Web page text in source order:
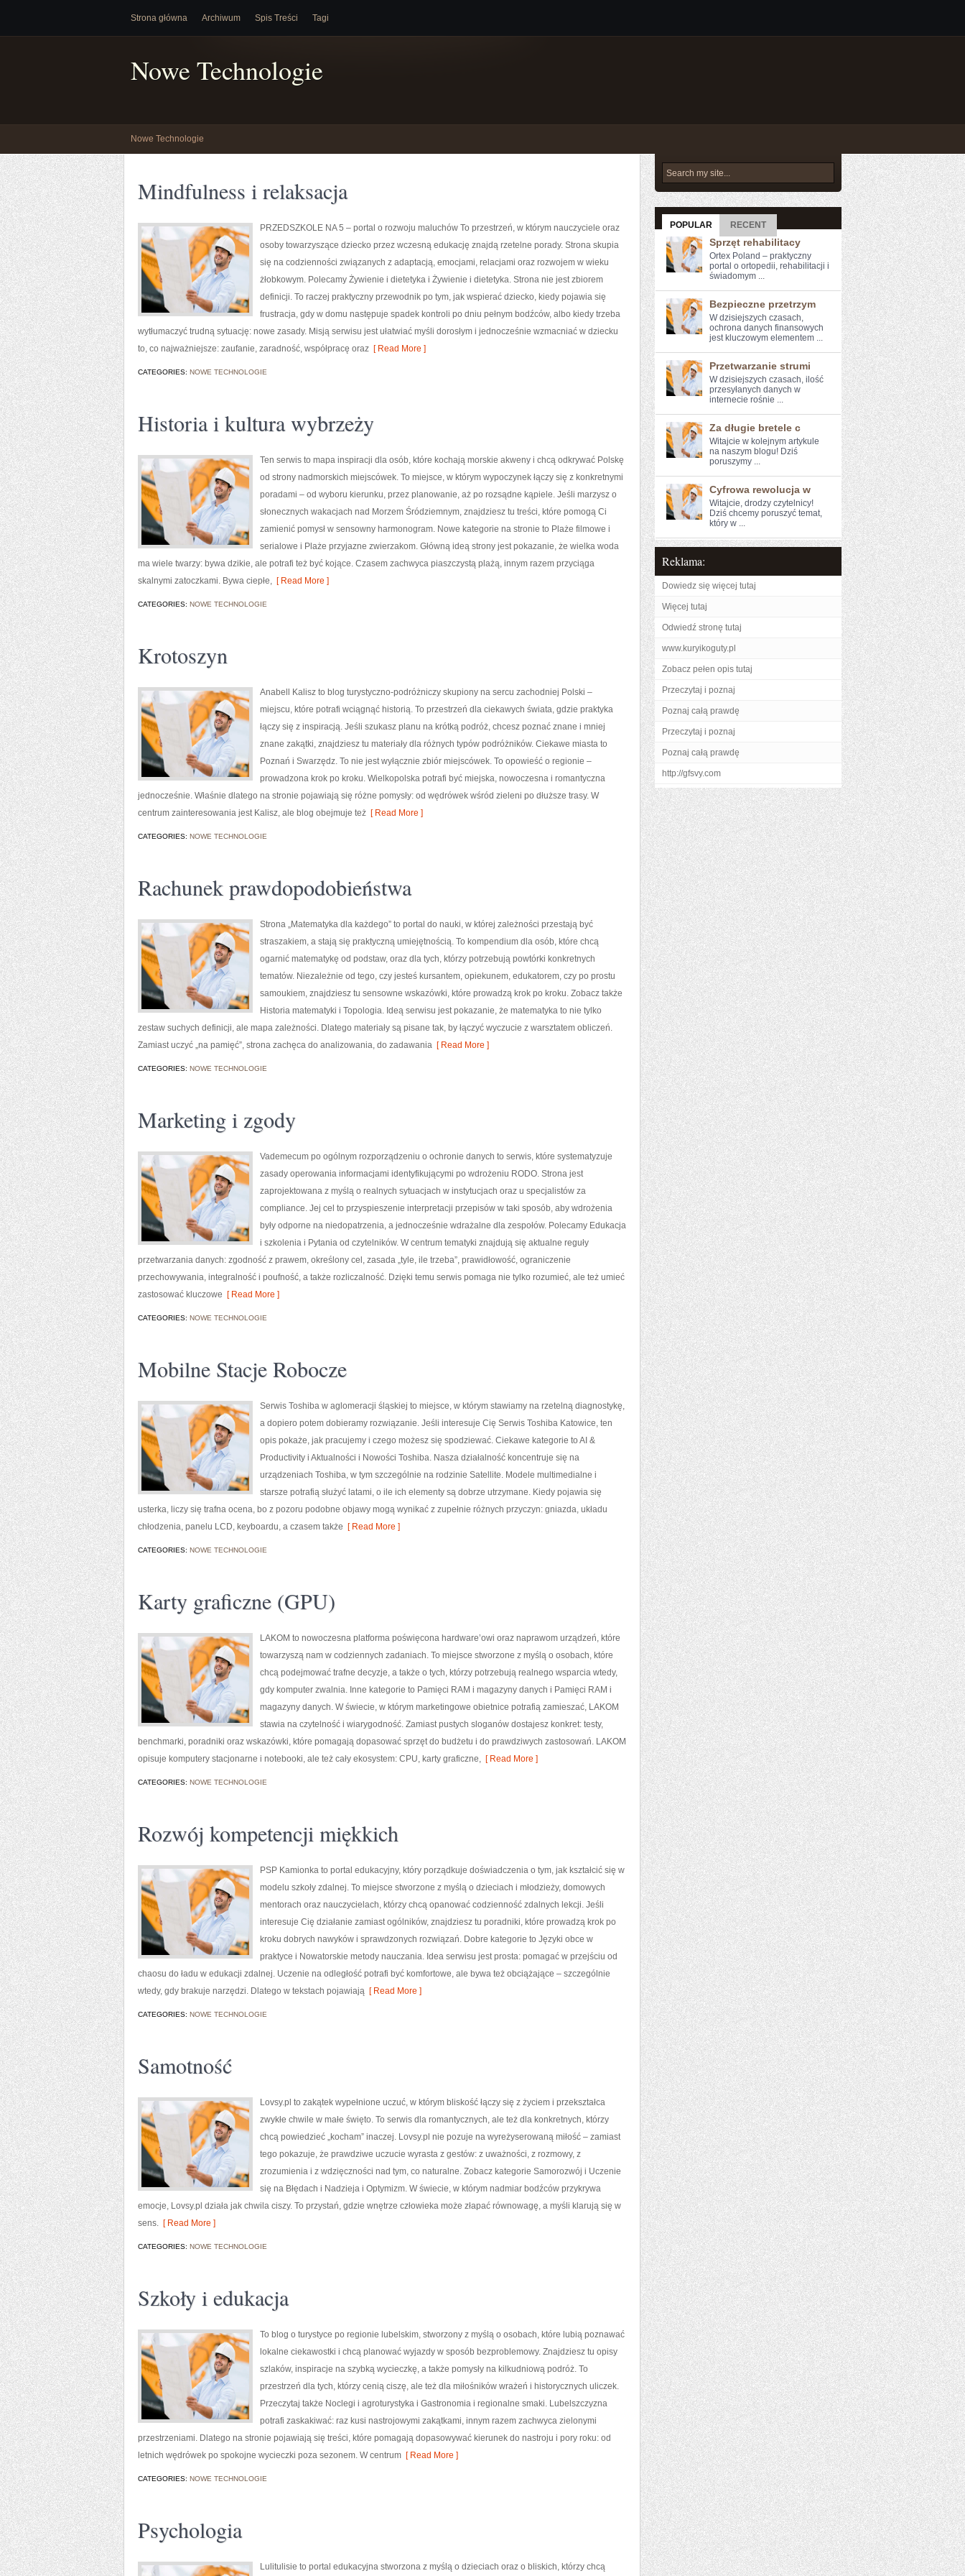
Strona główna Archiwum Spis Treści Tagi
Nowe Technologie
Nowe Technologie
Mindfulness i relaksacja
PRZEDSZKOLE NA 5 – portal o rozwoju maluchów To przestrzeń, w którym nauczyciele oraz
osoby towarzyszące dziecko przez wczesną edukację znajdą rzetelne porady. Strona skupia
się na codzienności związanych z adaptacją, emocjami, relacjami oraz rozwojem w wieku
żłobkowym. Polecamy Żywienie i dietetyka i Żywienie i dietetyka. Strona nie jest zbiorem
definicji. To raczej praktyczny przewodnik po tym, jak wspierać dziecko, kiedy pojawia się
frustracja, gdy w domu następuje spadek kontroli po dniu pełnym bodźców, albo kiedy trzeba
wytłumaczyć trudną sytuację: nowe zasady. Misją serwisu jest ułatwiać myśli dorosłym i jednocześnie wzmacniać w dziecku
to, co najważniejsze: zaufanie, zaradność, współpracę oraz [ Read More ]
CATEGORIES: NOWE TECHNOLOGIE
Historia i kultura wybrzeży
Ten serwis to mapa inspiracji dla osób, które kochają morskie akweny i chcą odkrywać Polskę
od strony nadmorskich miejscówek. To miejsce, w którym wypoczynek łączy się z konkretnymi
poradami – od wyboru kierunku, przez planowanie, aż po rozsądne kąpiele. Jeśli marzysz o
słonecznych wakacjach nad Morzem Śródziemnym, znajdziesz tu treści, które pomogą Ci
zamienić pomysł w sensowny harmonogram. Nowe kategorie na stronie to Plaże filmowe i
serialowe i Plaże przyjazne zwierzakom. Główną ideą strony jest pokazanie, że wielka woda
ma wiele twarzy: bywa dzikie, ale potrafi też być kojące. Czasem zachwyca piaszczystą plażą, innym razem przyciąga
skalnymi zatoczkami. Bywa ciepłe, [ Read More ]
CATEGORIES: NOWE TECHNOLOGIE
Krotoszyn
Anabell Kalisz to blog turystyczno-podróżniczy skupiony na sercu zachodniej Polski –
miejscu, które potrafi wciągnąć historią. To przestrzeń dla ciekawych świata, gdzie praktyka
łączy się z inspiracją. Jeśli szukasz planu na krótką podróż, chcesz poznać znane i mniej
znane zakątki, znajdziesz tu materiały dla różnych typów podróżników. Ciekawe miasta to
Poznań i Swarzędz. To nie jest wyłącznie zbiór miejscówek. To opowieść o regionie –
prowadzona krok po kroku. Wielkopolska potrafi być miejska, nowoczesna i romantyczna
jednocześnie. Właśnie dlatego na stronie pojawiają się różne pomysły: od wędrówek wśród zieleni po dłuższe trasy. W
centrum zainteresowania jest Kalisz, ale blog obejmuje też [ Read More ]
CATEGORIES: NOWE TECHNOLOGIE
Rachunek prawdopodobieństwa
Strona „Matematyka dla każdego” to portal do nauki, w której zależności przestają być
straszakiem, a stają się praktyczną umiejętnością. To kompendium dla osób, które chcą
ogarnić matematykę od podstaw, oraz dla tych, którzy potrzebują powtórki konkretnych
tematów. Niezależnie od tego, czy jesteś kursantem, opiekunem, edukatorem, czy po prostu
samoukiem, znajdziesz tu sensowne wskazówki, które prowadzą krok po kroku. Zobacz także
Historia matematyki i Topologia. Ideą serwisu jest pokazanie, że matematyka to nie tylko
zestaw suchych definicji, ale mapa zależności. Dlatego materiały są pisane tak, by łączyć wyczucie z warsztatem obliczeń.
Zamiast uczyć „na pamięć”, strona zachęca do analizowania, do zadawania [ Read More ]
CATEGORIES: NOWE TECHNOLOGIE
Marketing i zgody
Vademecum po ogólnym rozporządzeniu o ochronie danych to serwis, które systematyzuje
zasady operowania informacjami identyfikującymi po wdrożeniu RODO. Strona jest
zaprojektowana z myślą o realnych sytuacjach w instytucjach oraz u specjalistów za
compliance. Jej cel to przyspieszenie interpretacji przepisów w taki sposób, aby wdrożenia
były odporne na niedopatrzenia, a jednocześnie wdrażalne dla zespołów. Polecamy Edukacja
i szkolenia i Pytania od czytelników. W centrum tematyki znajdują się aktualne reguły
przetwarzania danych: zgodność z prawem, określony cel, zasada „tyle, ile trzeba”, prawidłowość, ograniczenie
przechowywania, integralność i poufność, a także rozliczalność. Dzięki temu serwis pomaga nie tylko rozumieć, ale też umieć
zastosować kluczowe [ Read More ]
CATEGORIES: NOWE TECHNOLOGIE
Mobilne Stacje Robocze
Serwis Toshiba w aglomeracji śląskiej to miejsce, w którym stawiamy na rzetelną diagnostykę,
a dopiero potem dobieramy rozwiązanie. Jeśli interesuje Cię Serwis Toshiba Katowice, ten
opis pokaże, jak pracujemy i czego możesz się spodziewać. Ciekawe kategorie to AI &
Productivity i Aktualności i Nowości Toshiba. Nasza działalność koncentruje się na
urządzeniach Toshiba, w tym szczególnie na rodzinie Satellite. Modele multimedialne i
starsze potrafią służyć latami, o ile ich elementy są dobrze utrzymane. Kiedy pojawia się
usterka, liczy się trafna ocena, bo z pozoru podobne objawy mogą wynikać z zupełnie różnych przyczyn: gniazda, układu
chłodzenia, panelu LCD, keyboardu, a czasem także [ Read More ]
CATEGORIES: NOWE TECHNOLOGIE
Karty graficzne (GPU)
LAKOM to nowoczesna platforma poświęcona hardware’owi oraz naprawom urządzeń, które
towarzyszą nam w codziennych zadaniach. To miejsce stworzone z myślą o osobach, które
chcą podejmować trafne decyzje, a także o tych, którzy potrzebują realnego wsparcia wtedy,
gdy komputer zwalnia. Inne kategorie to Pamięci RAM i magazyny danych i Pamięci RAM i
magazyny danych. W świecie, w którym marketingowe obietnice potrafią zamieszać, LAKOM
stawia na czytelność i wiarygodność. Zamiast pustych sloganów dostajesz konkret: testy,
benchmarki, poradniki oraz wskazówki, które pomagają dopasować sprzęt do budżetu i do prawdziwych zastosowań. LAKOM
opisuje komputery stacjonarne i notebooki, ale też cały ekosystem: CPU, karty graficzne, [ Read More ]
CATEGORIES: NOWE TECHNOLOGIE
Rozwój kompetencji miękkich
PSP Kamionka to portal edukacyjny, który porządkuje doświadczenia o tym, jak kształcić się w
modelu szkoły zdalnej. To miejsce stworzone z myślą o dzieciach i młodzieży, domowych
mentorach oraz nauczycielach, którzy chcą opanować codzienność zdalnych lekcji. Jeśli
interesuje Cię działanie zamiast ogólników, znajdziesz tu poradniki, które prowadzą krok po
kroku dobrych nawyków i sprawdzonych rozwiązań. Dobre kategorie to Języki obce w
praktyce i Nowatorskie metody nauczania. Idea serwisu jest prosta: pomagać w przejściu od
chaosu do ładu w edukacji zdalnej. Uczenie na odległość potrafi być komfortowe, ale bywa też obciążające – szczególnie
wtedy, gdy brakuje narzędzi. Dlatego w tekstach pojawiają [ Read More ]
CATEGORIES: NOWE TECHNOLOGIE
Samotność
Lovsy.pl to zakątek wypełnione uczuć, w którym bliskość łączy się z życiem i przekształca
zwykłe chwile w małe święto. To serwis dla romantycznych, ale też dla konkretnych, którzy
chcą powiedzieć „kocham” inaczej. Lovsy.pl nie pozuje na wyreżyserowaną miłość – zamiast
tego pokazuje, że prawdziwe uczucie wyrasta z gestów: z uważności, z rozmowy, z
zrozumienia i z wdzięczności nad tym, co naturalne. Zobacz kategorie Samorozwój i Uczenie
się na Błędach i Nadzieja i Optymizm. W świecie, w którym nadmiar bodźców przykrywa
emocje, Lovsy.pl działa jak chwila ciszy. To przystań, gdzie wnętrze człowieka może złapać równowagę, a myśli klarują się w
sens. [ Read More ]
CATEGORIES: NOWE TECHNOLOGIE
Szkoły i edukacja
To blog o turystyce po regionie lubelskim, stworzony z myślą o osobach, które lubią poznawać
lokalne ciekawostki i chcą planować wyjazdy w sposób bezproblemowy. Znajdziesz tu opisy
szlaków, inspiracje na szybką wycieczkę, a także pomysły na kilkudniową podróż. To
przestrzeń dla tych, którzy cenią ciszę, ale też dla miłośników wrażeń i historycznych uliczek.
Przeczytaj także Noclegi i agroturystyka i Gastronomia i regionalne smaki. Lubelszczyzna
potrafi zaskakiwać: raz kusi nastrojowymi zakątkami, innym razem zachwyca zielonymi
przestrzeniami. Dlatego na stronie pojawiają się treści, które pomagają dopasowywać kierunek do nastroju i pory roku: od
letnich wędrówek po spokojne wycieczki poza sezonem. W centrum [ Read More ]
CATEGORIES: NOWE TECHNOLOGIE
Psychologia
Lulitulisie to portal edukacyjna stworzona z myślą o dzieciach oraz o bliskich, którzy chcą
POPULAR RECENT
Sprzęt rehabilitacy
Ortex Poland – praktyczny
portal o ortopedii, rehabilitacji i
świadomym ...
Bezpieczne przetrzym
W ⁣dzisiejszych czasach,
ochrona ‍danych finansowych‌
jest kluczowym elementem ...
Przetwarzanie strumi
W ​dzisiejszych czasach,⁣ ilość
przesyłanych danych w
internecie rośnie ...
Za długie bretele c
Witajcie w kolejnym artykule ​
na naszym blogu! Dziś
‌poruszymy ...
Cyfrowa rewolucja w
Witajcie, drodzy czytelnicy!
Dziś chcemy poruszyć temat,
który w ...
Reklama:
Dowiedz się więcej tutaj
Więcej tutaj
Odwiedź stronę tutaj
www.kuryikoguty.pl
Zobacz pełen opis tutaj
Przeczytaj i poznaj
Poznaj całą prawdę
Przeczytaj i poznaj
Poznaj całą prawdę
http://gfsvy.com